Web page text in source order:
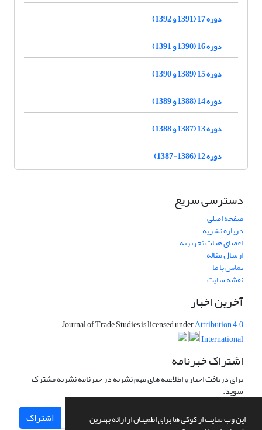
این وب سایت از کوکی ها برای اطمینان از ارائه بهترین
دوره 17 (1391 و 1392)
دوره 16 (1390 و 1391)
دوره 15 (1389 و 1390)
دوره 14 (1388 و 1389)
دوره 13 (1387 و 1388)
دوره 12 (1386-1387)
دسترسی سریع
صفحه اصلی
درباره نشریه
اعضای هیات تحریریه
ارسال مقاله
تماس با ما
نقشه سایت
آخرین اخبار
Journal of Trade Studies is licensed underAttribution 4.0
International
اشتراک خبرنامه
برای دریافت اخبار و اطلاعیه های مهم نشریه در خبرنامه نشریه مشترک
شوید.
اشتراک